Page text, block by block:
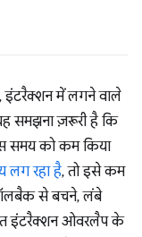
इंटरैक्शन में लगने वाले
समझना ज़रूरी है कि
समय को कम किया
लग रहा है, तो इसे कम
से बचने, लंबे
इंटरैक्शन ओवरलैप के